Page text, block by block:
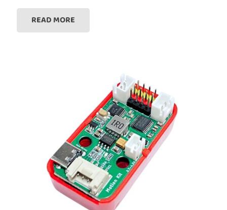
READ MORE